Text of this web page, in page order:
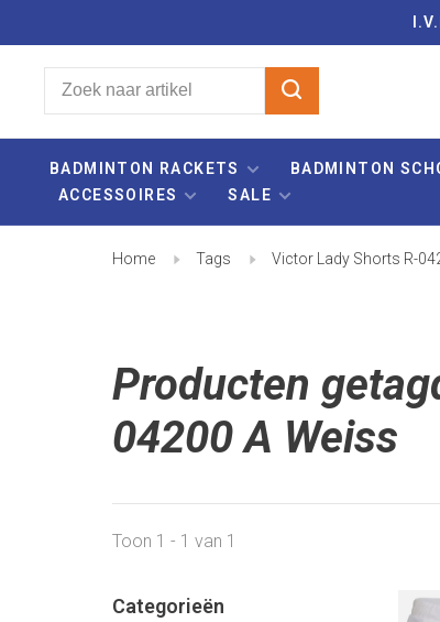
BADMINTON RACKETS BADMINTON
ACCESSOIRES
SALE
Home Tags Victor Lady Shorts R-
Producten
04200 A Weiss
Toon 1 - 1 van 1
Categorieën